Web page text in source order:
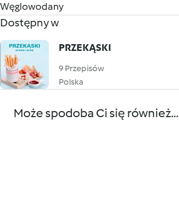
Węglowodany
Dostępny w
PRZEKĄSKI
9 Przepisów
Polska
Może spodoba Ci się również...